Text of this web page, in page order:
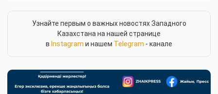
Узнайте первым о важных новостях Западного
Казахстана на нашей странице
в Instagram и нашем Telegram - канале